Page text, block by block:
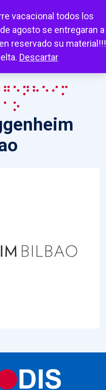
vacacional todos los
agosto se entregaran a
reservado su material!!!
Descartar
Escuchar